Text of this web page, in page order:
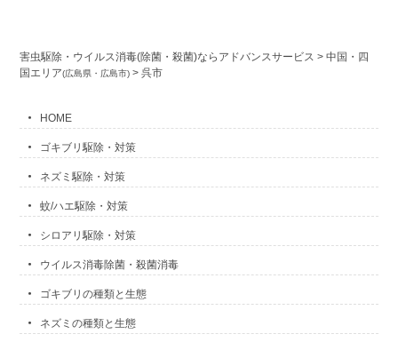
害虫駆除・ウイルス消毒(除菌・殺菌)ならアドバンスサービス >中国・四
国エリア(広島県・広島市) >呉市
HOME
ゴキブリ駆除・対策
ネズミ駆除・対策
蚊/ハエ駆除・対策
シロアリ駆除・対策
ウイルス消毒除菌・殺菌消毒
ゴキブリの種類と生態
ネズミの種類と生態